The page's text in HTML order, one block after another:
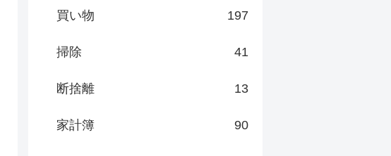
買い物 197
掃除 41
断捨離 13
家計簿 90